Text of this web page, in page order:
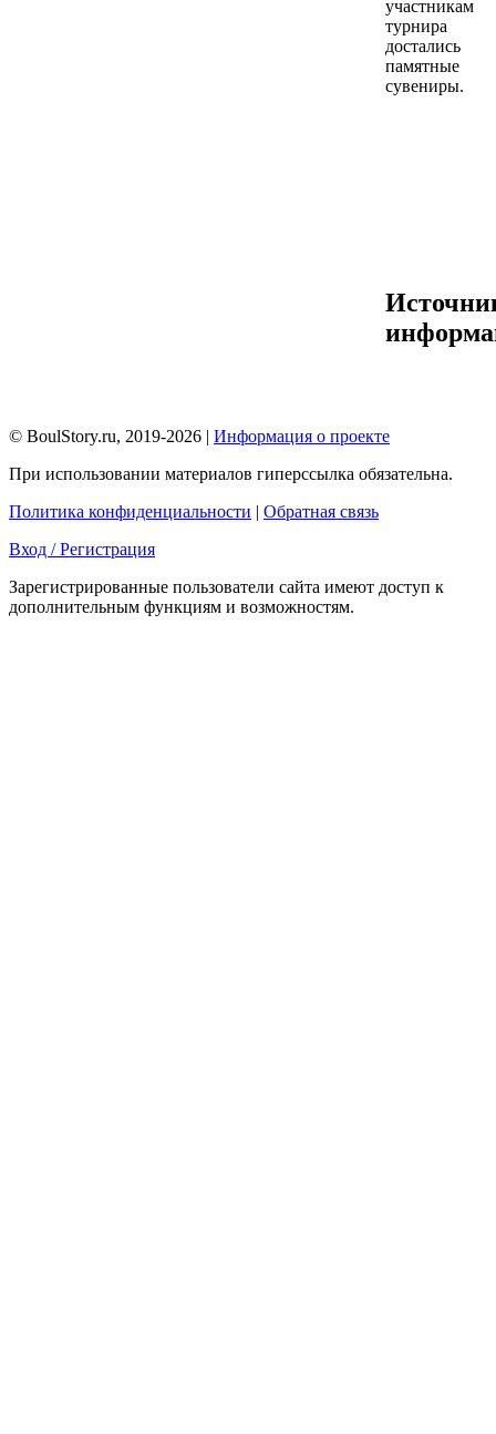
участникам
турнира
достались
памятные
сувениры.
© BoulStory.ru, 2019-2026 | Информация о проекте
При использовании материалов гиперссылка обязательна.
Политика конфиденциальности | Обратная связь
Вход / Регистрация
Зарегистрированные пользователи сайта имеют доступ к
дополнительным функциям и возможностям.